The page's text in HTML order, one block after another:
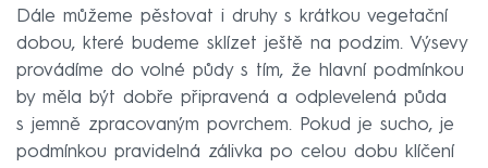
Dále můžeme pěstovat i druhy s krátkou vegetační
dobou, které budeme sklízet ještě na podzim. Výsevy
provádíme do volné půdy s tím, že hlavní podmínkou
by měla být dobře připravená a odplevelená půda
s jemně zpracovaným povrchem. Pokud je sucho, je
podmínkou pravidelná zálivka po celou dobu klíčení